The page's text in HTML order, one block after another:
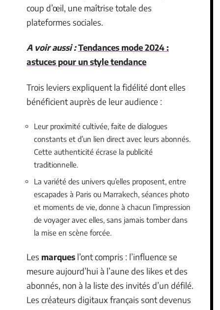
coup d’œil, une maîtrise totale des
plateformes sociales.
A voir aussi :Tendances mode 2024 :
astuces pour un style tendance
Trois leviers expliquent la fidélité dont elles
bénéficient auprès de leur audience :
Leur proximité cultivée, faite de dialogues
constants et d’un lien direct avec leurs abonnés.
Cette authenticité écrase la publicité
traditionnelle.
La variété des univers qu’elles proposent, entre
escapades à Paris ou Marrakech, séances photo
et moments de vie, donne à chacun l’impression
de voyager avec elles, sans jamais tomber dans
la mise en scène forcée.
Les marques l’ont compris : l’influence se
mesure aujourd’hui à l’aune des likes et des
abonnés, non à la liste des invités d’un défilé.
Les créateurs digitaux français sont devenus